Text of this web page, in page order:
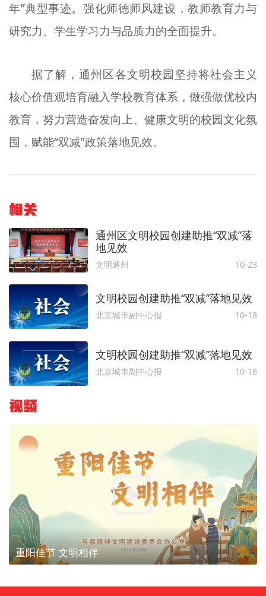
年”典型事迹。强化师德师风建设，教师教育力与
研究力、学生学习力与品质力的全面提升。
据了解，通州区各文明校园坚持将社会主义
核心价值观培育融入学校教育体系，做强做优校内
教育，努力营造奋发向上、健康文明的校园文化氛
围，赋能“双减”政策落地见效。
相关
通州区文明校园创建助推“双减”落
地见效
文明通州 10-23
文明校园创建助推“双减”落地见效
北京城市副中心报 10-18
文明校园创建助推“双减”落地见效
北京城市副中心报 10-18
视频
重阳佳节 文明相伴